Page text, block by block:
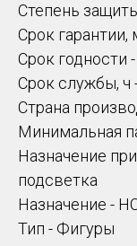
Степень
Срок гарантии,
Срок годности
Срок службы, ч
Страна
Минимальная
Назначение
подсветка
Назначение -
Тип - Фигуры